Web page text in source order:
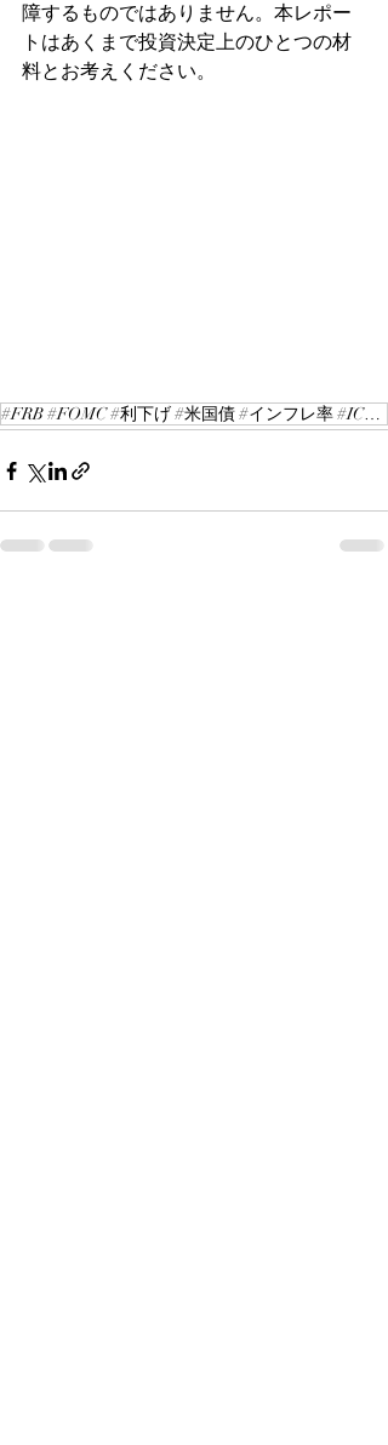
障するものではありません。本レポー
トはあくまで投資決定上のひとつの材
料とお考えください。
#FRB #FOMC #利下げ #米国債 #インフレ率 #ICGレポート